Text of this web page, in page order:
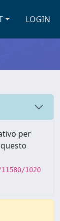
LOGIN
per
1020